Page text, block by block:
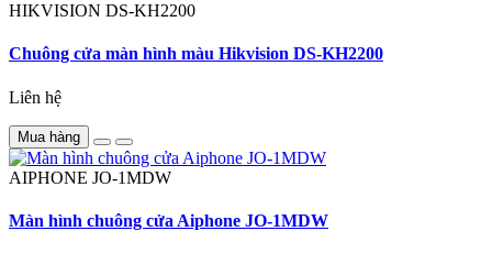
HIKVISION DS-KH2200
Chuông cửa màn hình màu Hikvision DS-KH2200
Liên hệ
Mua hàng
AIPHONE JO-1MDW
Màn hình chuông cửa Aiphone JO-1MDW